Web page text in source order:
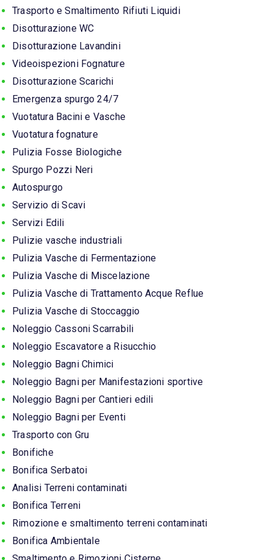
Trasporto e Smaltimento Rifiuti Liquidi
Disotturazione WC
Disotturazione Lavandini
Videoispezioni Fognature
Disotturazione Scarichi
Emergenza spurgo 24/7
Vuotatura Bacini e Vasche
Vuotatura fognature
Pulizia Fosse Biologiche
Spurgo Pozzi Neri
Autospurgo
Servizio di Scavi
Servizi Edili
Pulizie vasche industriali
Pulizia Vasche di Fermentazione
Pulizia Vasche di Miscelazione
Pulizia Vasche di Trattamento Acque Reflue
Pulizia Vasche di Stoccaggio
Noleggio Cassoni Scarrabili
Noleggio Escavatore a Risucchio
Noleggio Bagni Chimici
Noleggio Bagni per Manifestazioni sportive
Noleggio Bagni per Cantieri edili
Noleggio Bagni per Eventi
Trasporto con Gru
Bonifiche
Bonifica Serbatoi
Analisi Terreni contaminati
Bonifica Terreni
Rimozione e smaltimento terreni contaminati
Bonifica Ambientale